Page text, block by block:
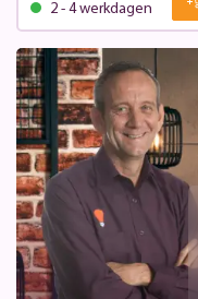
2 - 4 werkdagen